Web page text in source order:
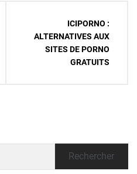
ICIPORNO :
ALTERNATIVES AUX
SITES DE PORNO
GRATUITS